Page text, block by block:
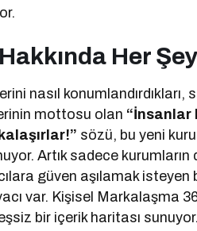
Her Şey
nasıl
mottosu olan “İnsanlar
sözü, bu yeni
Artık sadece
güven aşılamak
var. Kişisel Markalaşma
bir içerik haritası sunuyor.